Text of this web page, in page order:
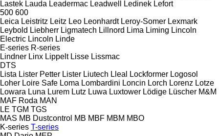
Lastek Lauda Leadermac Leadwell Ledinek Lefort
500 600
Leica Leistritz Leitz Leo Leonhardt Leroy-Somer Lexmark
Leybold Liebherr Ligmatech Lillnord Lima Liming Lincoln
Electric Lincoln Linde
E-series R-series
Lindner Linx Lippelt Lisse Lissmac
DTS
Lista Lister Petter Lister Liutech Lleal Lockformer Logosol
Loher Loire Safe Loma Lombardini Loncin Lorch Lorenz Lotze
Lowara Luna Lurem Lutz Luwa Luxtower Lödige Lüscher M&M
MAF Roda MAN
LE TGM TGS
MAS MB Dustcontrol MB MBF MBM MBO
K-series T-series